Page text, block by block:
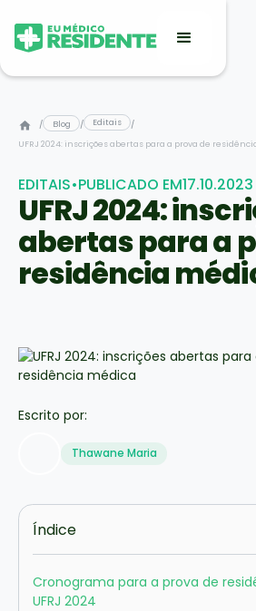
/ Blog / Editais
/
UFRJ 2024: inscrições abertas para a prova de
EDITAIS•PUBLICADO EM17.10.2023
UFRJ 2024:
abertas para a
residência
Escrito por:
Thawane Maria
Índice
Cronograma para a prova de
UFRJ 2024